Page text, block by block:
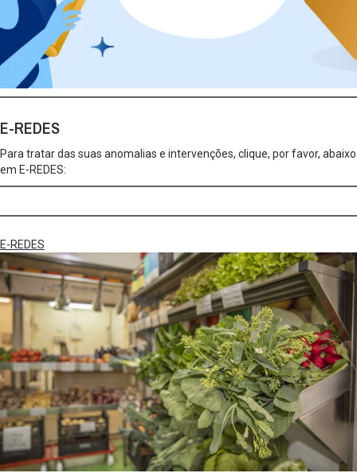
E-REDES
Para tratar das suas anomalias e intervenções, clique, por favor, abaixo
em E-REDES:
E-REDES